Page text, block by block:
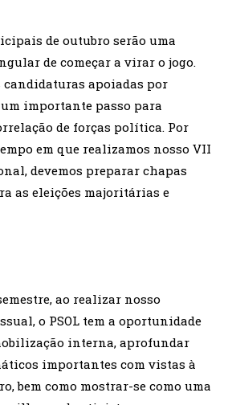
de outubro serão uma
de começar a virar o jogo.
candidaturas apoiadas por
importante passo para
de forças política. Por
em que realizamos nosso VII
devemos preparar chapas
as eleições majoritárias e
ao realizar nosso
o PSOL tem a oportunidade
interna, aprofundar
importantes com vistas à
bem como mostrar-se como uma